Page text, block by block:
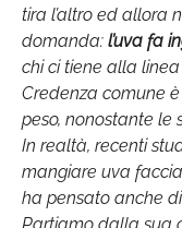
tira l’altro ed allora
domanda: l’uva fa
chi ci tiene alla
Credenza comune
peso, nonostante le
In realtà, recenti
mangiare uva
ha pensato anche
Partiamo dalla sua